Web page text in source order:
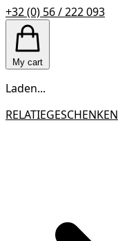
+32 (0) 56 / 222 093
My cart
Laden...
RELATIEGESCHENKEN